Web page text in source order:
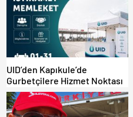
UID’den Kapıkule’de
Gurbetçilere Hizmet Noktası